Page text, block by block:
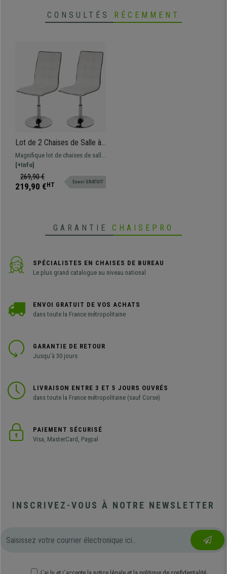
CONSULTÉS RÉCEMMENT
Lot de 2 Chaises de Salle à
Manger ALCAZAR, En Cuir
Coutures Apparentes,
Couleur Blanche
Magnifique lot de chaises de salle
à manger ou cuisine au design
élégant, en cuir synthétique de
qualité
[+Info]
269,90 €
219,90 € HT Envoi GRATUIT
GARANTIE CHAISEPRO
SPÉCIALISTES EN CHAISES DE BUREAU
Le plus grand catalogue au niveau national
ENVOI GRATUIT DE VOS ACHATS
dans toute la France métropolitaine
GARANTIE DE RETOUR
Jusqu'à 30 jours
LIVRAISON ENTRE 3 ET 5 JOURS OUVRÉS
dans toute la France métropolitaine (sauf Corse)
PAIEMENT SÉCURISÉ
Visa, MasterCard, Paypal
INSCRIVEZ-VOUS À NOTRE NEWSLETTER